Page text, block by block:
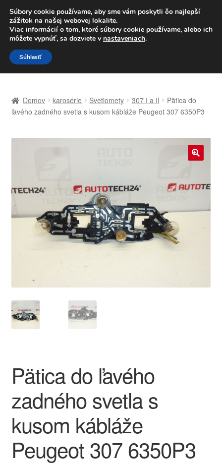
DOPRAVA od 6 EUR
Po–Pi 09:00–16:00 233 221 276
Preskočiť
na
navigáciu
Preskočiť
na
obsah
Celosvetová preprava
Košík
Môj účet
Obchodné podmienky
Platby
Reklamace
Reklamačný poriadok
Domov karosérie Svetlomety 307 I a II
Pätica do
ľavého zadného svetla s kusom kábláže Peugeot 307 6350P3
Pätica do ľavého
zadného svetla s
kusom kábláže
Peugeot 307 6350P3
Súbory cookie používame, aby sme vám poskytli čo najlepší
zážitok na našej webovej lokalite.
Viac informácií o tom, ktoré súbory cookie používame, alebo ich
môžete vypnúť, sa dozviete v nastaveniach.
Súhlasiť